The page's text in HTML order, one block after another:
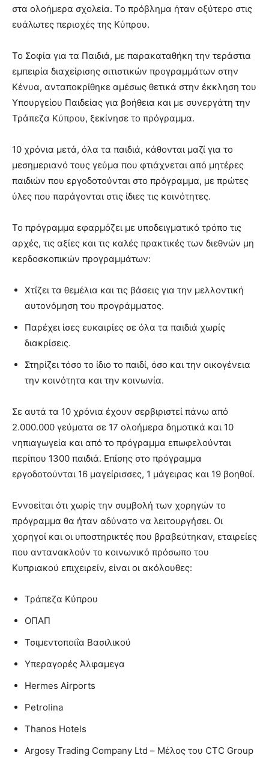
στα ολοήμερα σχολεία. Το πρόβλημα ήταν οξύτερο στις
ευάλωτες περιοχές της Κύπρου.
Το Σοφία για τα Παιδιά, με παρακαταθήκη την τεράστια
εμπειρία διαχείρισης σιτιστικών προγραμμάτων στην
Κένυα, ανταποκρίθηκε αμέσως θετικά στην έκκληση του
Υπουργείου Παιδείας για βοήθεια και με συνεργάτη την
Τράπεζα Κύπρου, ξεκίνησε το πρόγραμμα.
10 χρόνια μετά, όλα τα παιδιά, κάθονται μαζί για το
μεσημεριανό τους γεύμα που φτιάχνεται από μητέρες
παιδιών που εργοδοτούνται στο πρόγραμμα, με πρώτες
ύλες που παράγονται στις ίδιες τις κοινότητες.
Το πρόγραμμα εφαρμόζει με υποδειγματικό τρόπο τις
αρχές, τις αξίες και τις καλές πρακτικές των διεθνών μη
κερδοσκοπικών προγραμμάτων:
Χτίζει τα θεμέλια και τις βάσεις για την μελλοντική
αυτονόμηση του προγράμματος.
Παρέχει ίσες ευκαιρίες σε όλα τα παιδιά χωρίς
διακρίσεις.
Στηρίζει τόσο το ίδιο το παιδί, όσο και την οικογένεια
την κοινότητα και την κοινωνία.
Σε αυτά τα 10 χρόνια έχουν σερβιριστεί πάνω από
2.000.000 γεύματα σε 17 ολοήμερα δημοτικά και 10
νηπιαγωγεία και από το πρόγραμμα επωφελούνται
περίπου 1300 παιδιά. Επίσης στο πρόγραμμα
εργοδοτούνται 16 μαγείρισσες, 1 μάγειρας και 19 βοηθοί.
Εννοείται ότι χωρίς την συμβολή των χορηγών το
πρόγραμμα θα ήταν αδύνατο να λειτουργήσει. Οι
χορηγοί και οι υποστηρικτές που βραβεύτηκαν, εταιρείες
που αντανακλούν το κοινωνικό πρόσωπο του
Κυπριακού επιχειρείν, είναι οι ακόλουθες:
Τράπεζα Κύπρου
ΟΠΑΠ
Τσιμεντοποιΐα Βασιλικού
Υπεραγορές Άλφαμεγα
Hermes Airports
Petrolina
Thanos Hotels
Argosy Trading Company Ltd – Μέλος του CTC Group